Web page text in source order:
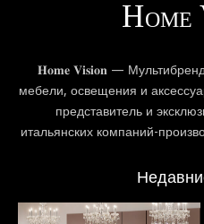
𝐇𝐨𝐦𝐞 𝐕𝐢𝐬𝐢𝐨𝐧 —
мебели, освещения и
представитель и
итальянских компаний-